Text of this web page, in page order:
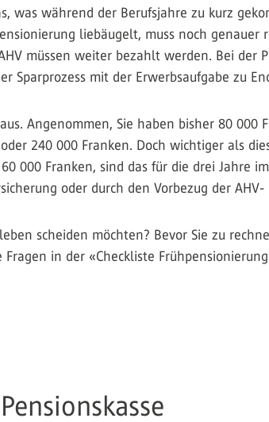
was während der Berufsjahre zu kurz
liebäugelt, muss noch
müssen weiter bezahlt werden. Bei der
Sparprozess mit der Erwerbsaufgabe zu
Angenommen, Sie haben bisher 80 000
240 000 Franken. Doch wichtiger als
000 Franken, sind das für die drei Jahre
oder durch den Vorbezug der
scheiden möchten? Bevor Sie zu
in der «Checkliste